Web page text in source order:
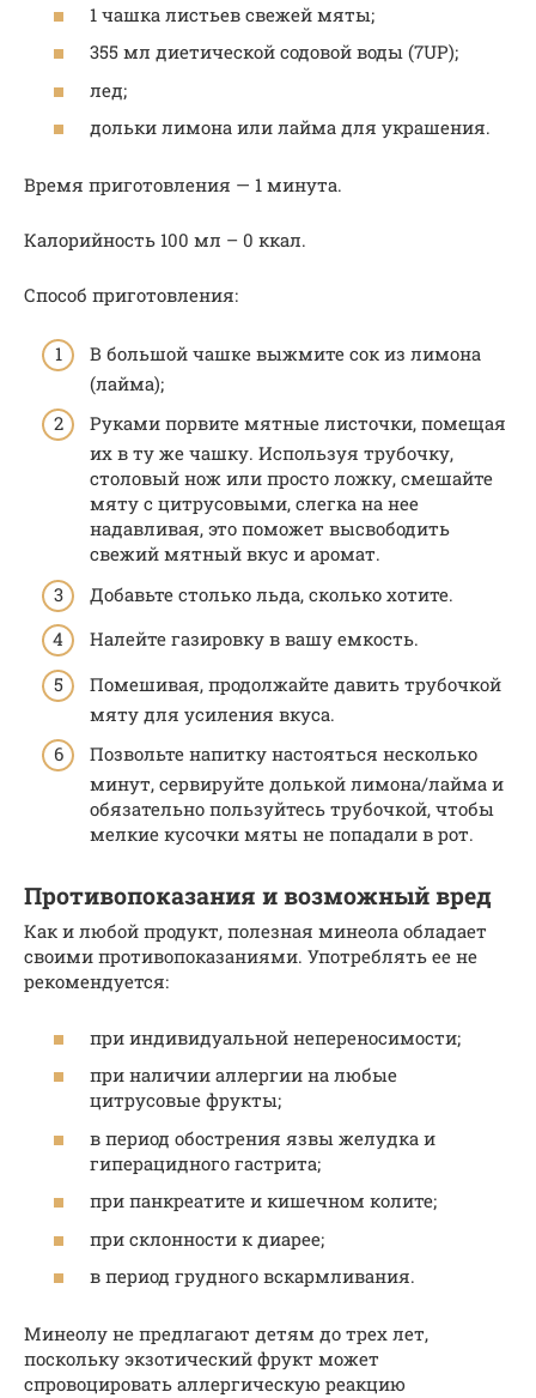
1 чашка листьев свежей мяты;
355 мл диетической содовой воды (7UP);
лед;
дольки лимона или лайма для украшения.
Время приготовления — 1 минута.
Калорийность 100 мл – 0 ккал.
Способ приготовления:
В большой чашке выжмите сок из лимона
(лайма);
Руками порвите мятные листочки, помещая
их в ту же чашку. Используя трубочку,
столовый нож или просто ложку, смешайте
мяту с цитрусовыми, слегка на нее
надавливая, это поможет высвободить
свежий мятный вкус и аромат.
Добавьте столько льда, сколько хотите.
Налейте газировку в вашу емкость.
Помешивая, продолжайте давить трубочкой
мяту для усиления вкуса.
Позвольте напитку настояться несколько
минут, сервируйте долькой лимона/лайма и
обязательно пользуйтесь трубочкой, чтобы
мелкие кусочки мяты не попадали в рот.
Противопоказания и возможный вред
Как и любой продукт, полезная минеола обладает
своими противопоказаниями. Употреблять ее не
рекомендуется:
при индивидуальной непереносимости;
при наличии аллергии на любые
цитрусовые фрукты;
в период обострения язвы желудка и
гиперацидного гастрита;
при панкреатите и кишечном колите;
при склонности к диарее;
в период грудного вскармливания.
Минеолу не предлагают детям до трех лет,
поскольку экзотический фрукт может
спровоцировать аллергическую реакцию